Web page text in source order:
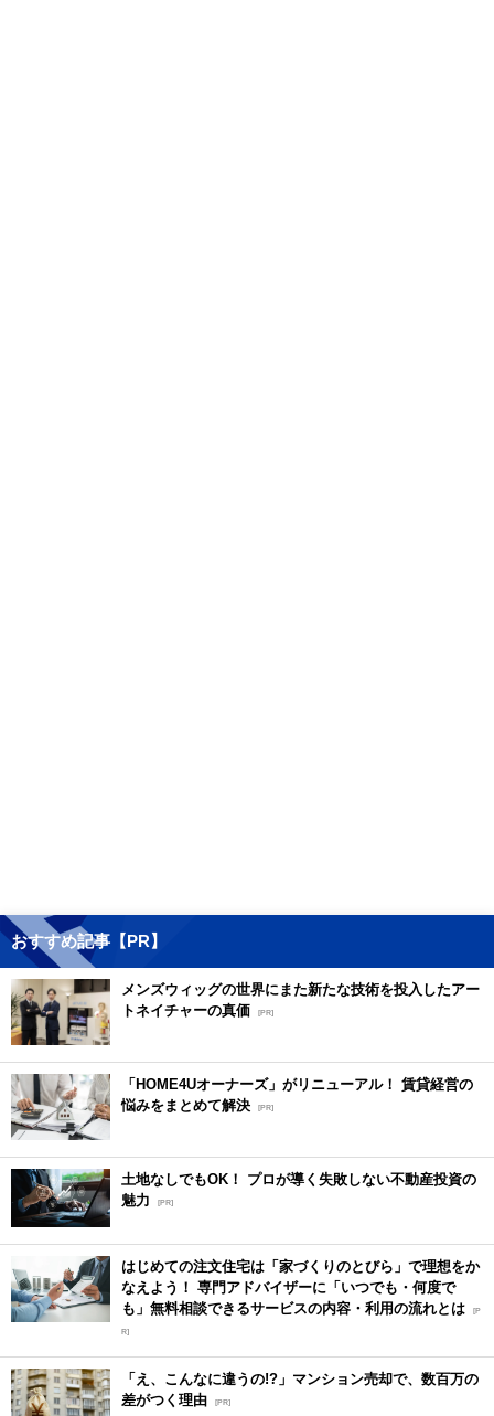
おすすめ記事【PR】
メンズウィッグの世界にまた新たな技術を投入したアー
トネイチャーの真価 [PR]
「HOME4Uオーナーズ」がリニューアル！ 賃貸経営の
悩みをまとめて解決 [PR]
土地なしでもOK！ プロが導く失敗しない不動産投資の
魅力
[PR]
はじめての注文住宅は「家づくりのとびら」で理想をか
なえよう！ 専門アドバイザーに「いつでも・何度で
も」無料相談できるサービスの内容・利用の流れとは [P
R]
「え、こんなに違うの!?」マンション売却で、数百万の
差がつく理由 [PR]